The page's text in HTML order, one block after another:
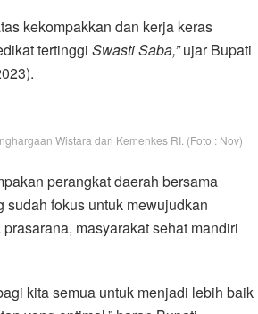
kekompakkan dan kerja keras
tertinggi Swasti Saba,”ujar Bupati
Wistara dari Kemenkes RI. (Foto : Nov)
perangkat daerah bersama
fokus untuk mewujudkan
masyarakat sehat mandiri
kita semua untuk menjadi lebih baik